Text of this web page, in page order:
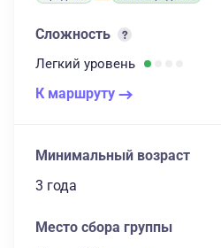
Сложность
Легкий уровень
К маршруту
Минимальный возраст
3 года
Место сбора группы